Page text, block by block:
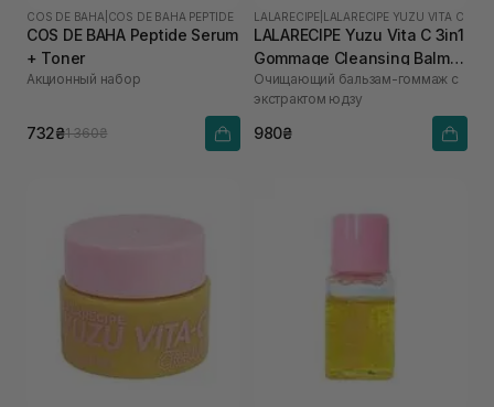
COS DE BAHA COS DE BAHA PEPTIDE
COS DE BAHA Peptide Serum
+ Toner
Акционный набор
732₴1 360₴
LALARECIPE LALARECIPE YUZU VITA C
LALARECIPE Yuzu Vita C 3in1
Gommage Cleansing Balm
50 мл
Очищающий бальзам-гоммаж с
экстрактом юдзу
980₴